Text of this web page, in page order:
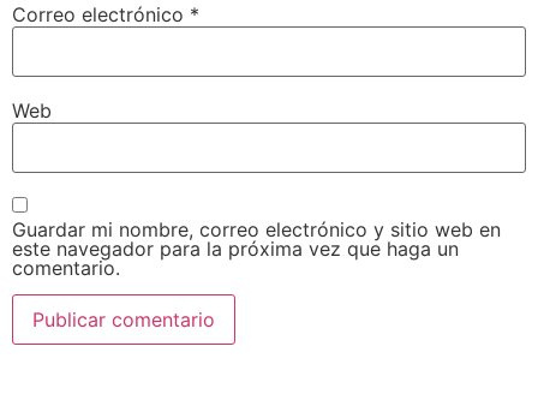
Correo electrónico *
Web
Guardar mi nombre, correo electrónico y sitio web en
este navegador para la próxima vez que haga un
comentario.